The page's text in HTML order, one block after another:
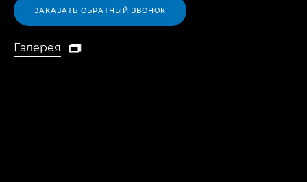
ЗАКАЗАТЬ ОБРАТНЫЙ ЗВОНОК
Галерея
Галерея
